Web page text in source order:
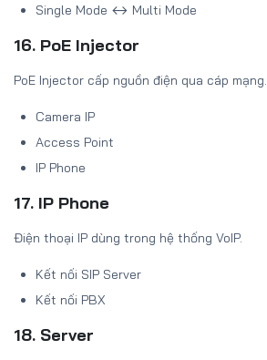
Single Mode ↔ Multi Mode
16. PoE Injector
PoE Injector cấp nguồn điện qua cáp mạng.
Camera IP
Access Point
IP Phone
17. IP Phone
Điện thoại IP dùng trong hệ thống VoIP.
Kết nối SIP Server
Kết nối PBX
18. Server